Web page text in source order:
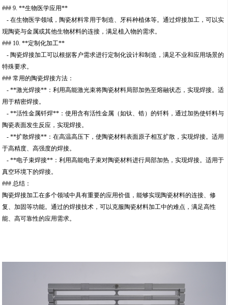
### 9. **生物医学应用**
- 在生物医学领域，陶瓷材料常用于制造、牙科种植体等。通过焊接加工，可以实
现陶瓷与金属或其他生物材料的连接，满足植入物的需求。
### 10. **定制化加工**
- 陶瓷焊接加工可以根据客户需求进行定制化设计和制造，满足不业和应用场景的
特殊要求。
### 常用的陶瓷焊接方法：
- **激光焊接**：利用高能激光束将陶瓷材料局部加热至熔融状态，实现焊接。适
用于精密焊接。
- **活性金属钎焊**：使用含有活性金属（如钛、锆）的钎料，通过加热使钎料与
陶瓷表面发生反应，实现焊接。
- **扩散焊接**：在高温高压下，使陶瓷材料表面原子相互扩散，实现焊接。适用
于高精度、高强度的焊接。
- **电子束焊接**：利用高能电子束对陶瓷材料进行局部加热，实现焊接。适用于
真空环境下的焊接。
### 总结：
陶瓷焊接加工在多个领域中具有重要的应用价值，能够实现陶瓷材料的连接、修
复、加固等功能。通过的焊接技术，可以克服陶瓷材料加工中的难点，满足高性
能、高可靠性的应用需求。